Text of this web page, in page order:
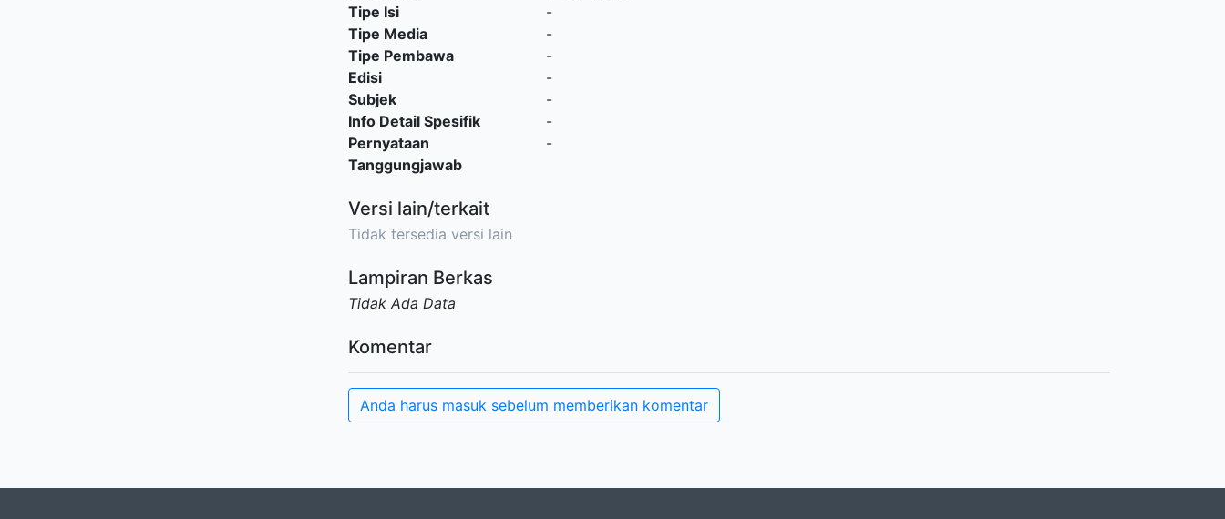
Tipe Isi
-
Tipe Media
-
Tipe Pembawa
-
Edisi
-
Subjek
-
Info Detail Spesifik
-
Pernyataan
Tanggungjawab
-
Versi lain/terkait
Tidak tersedia versi lain
Lampiran Berkas
Tidak Ada Data
Komentar
Anda harus masuk sebelum memberikan komentar